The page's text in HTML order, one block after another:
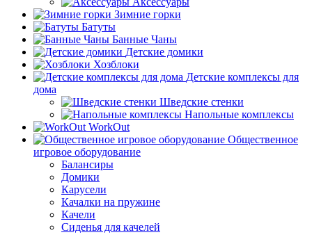
Зимние горки
Батуты
Банные Чаны
Детские домики
Хозблоки
Детские комплексы для
дома
Шведские стенки
Напольные комплексы
WorkOut
Общественное
игровое оборудование
Балансиры
Домики
Карусели
Качалки на пружине
Качели
Сиденья для качелей